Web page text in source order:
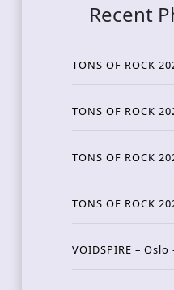
Recent
TONS OF ROCK
TONS OF ROCK
TONS OF ROCK
TONS OF ROCK
VOIDSPIRE – Oslo